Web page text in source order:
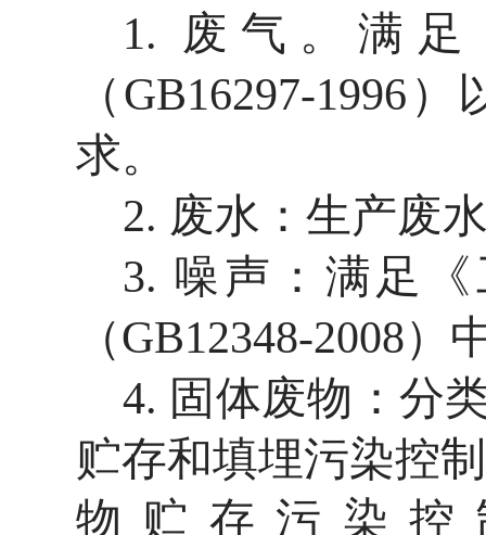
1. 废气。满足
（GB16297-1996 ）
求。
2. 废水：生产废
3. 噪声：满足
（GB12348-2008
4. 固体废物：分
贮存和填埋污染控
物贮存污染控